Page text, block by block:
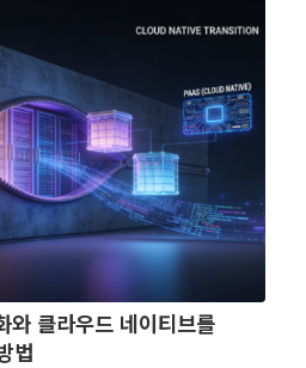
클라우드 네이티브를
법